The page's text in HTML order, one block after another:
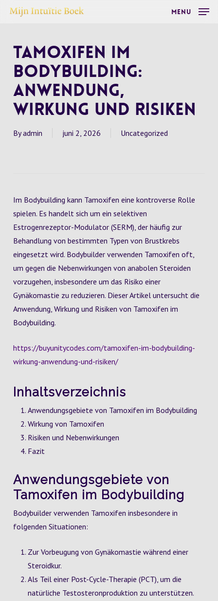
Skip
content
Menu
Tamoxifen im
Bodybuilding:
Anwendung,
Wirkung und Risiken
By admin juni 2, 2026 Uncategorized
Im Bodybuilding kann Tamoxifen eine kontroverse Rolle
spielen. Es handelt sich um ein selektiven
Estrogenrezeptor-Modulator (SERM), der häufig zur
Behandlung von bestimmten Typen von Brustkrebs
eingesetzt wird. Bodybuilder verwenden Tamoxifen oft,
um gegen die Nebenwirkungen von anabolen Steroiden
vorzugehen, insbesondere um das Risiko einer
Gynäkomastie zu reduzieren. Dieser Artikel untersucht die
Anwendung, Wirkung und Risiken von Tamoxifen im
Bodybuilding.
https://buyunitycodes.com/tamoxifen-im-bodybuilding-
wirkung-anwendung-und-risiken/
Inhaltsverzeichnis
Anwendungsgebiete von Tamoxifen im Bodybuilding
Wirkung von Tamoxifen
Risiken und Nebenwirkungen
Fazit
Anwendungsgebiete von
Tamoxifen im Bodybuilding
Bodybuilder verwenden Tamoxifen insbesondere in
folgenden Situationen:
Zur Vorbeugung von Gynäkomastie während einer
Steroidkur.
Als Teil einer Post-Cycle-Therapie (PCT), um die
natürliche Testosteronproduktion zu unterstützen.